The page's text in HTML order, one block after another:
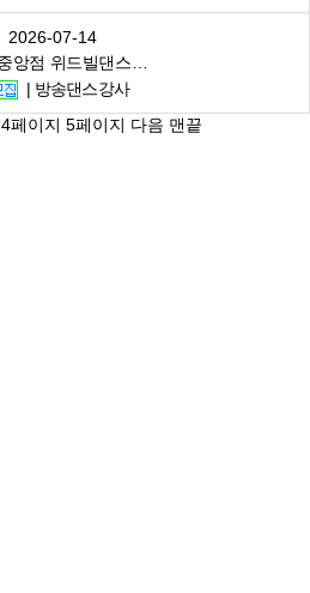
2026-07-14
분당본점ㆍ위례중앙점 위드빌댄스스튜디오에서 KPOP과 오디션 트레이닝 강사님을 모십니다.
방송댄스강사
4페이지 5페이지 다음 맨끝